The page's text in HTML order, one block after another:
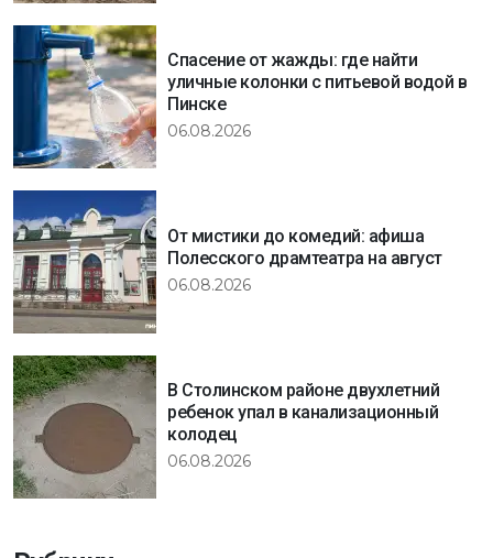
Спасение от жажды: где найти
уличные колонки с питьевой водой в
Пинске
06.08.2026
От мистики до комедий: афиша
Полесского драмтеатра на август
06.08.2026
В Столинском районе двухлетний
ребенок упал в канализационный
колодец
06.08.2026